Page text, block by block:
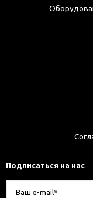
Подписаться на нас